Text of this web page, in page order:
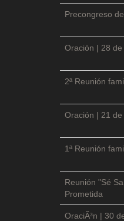
Precongreso
Oración | 28
2ª Reunión
Oración | 21
1ª Reunión
Reunión "Sé
Prometida
OraciÃ³n | 30